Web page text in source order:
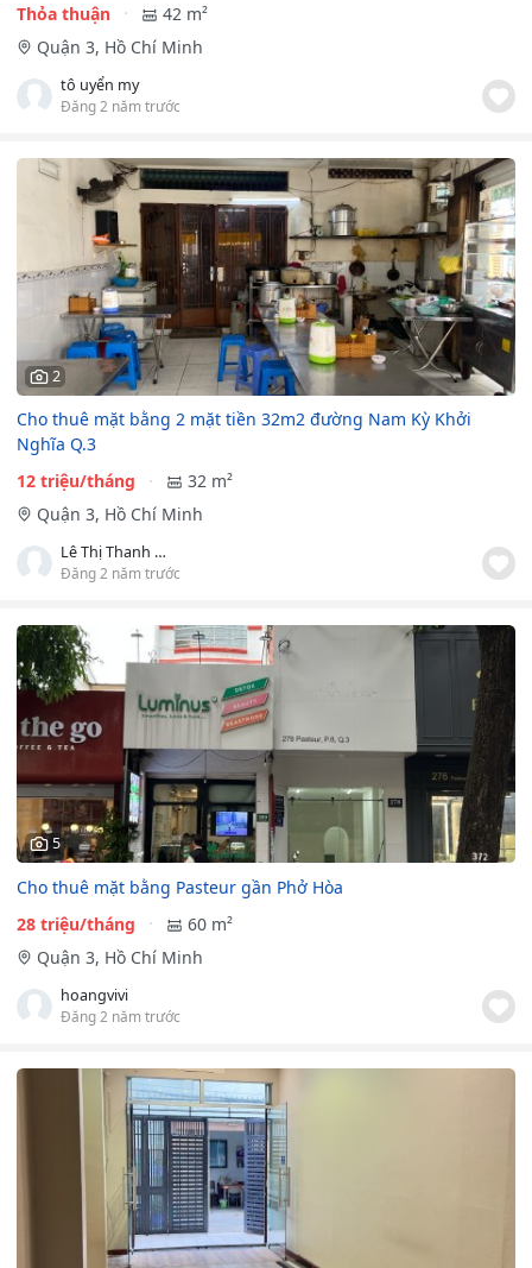
Thỏa thuận
42 m²
Quận 3, Hồ Chí Minh
tô uyển my
Đăng 2 năm trước
2
Cho thuê mặt bằng 2 mặt tiền 32m2 đường Nam Kỳ Khởi
Nghĩa Q.3
12 triệu/tháng
32 m²
Quận 3, Hồ Chí Minh
Lê Thị Thanh Thuận
Đăng 2 năm trước
5
Cho thuê mặt bằng Pasteur gần Phở Hòa
28 triệu/tháng
60 m²
Quận 3, Hồ Chí Minh
hoangvivi
Đăng 2 năm trước